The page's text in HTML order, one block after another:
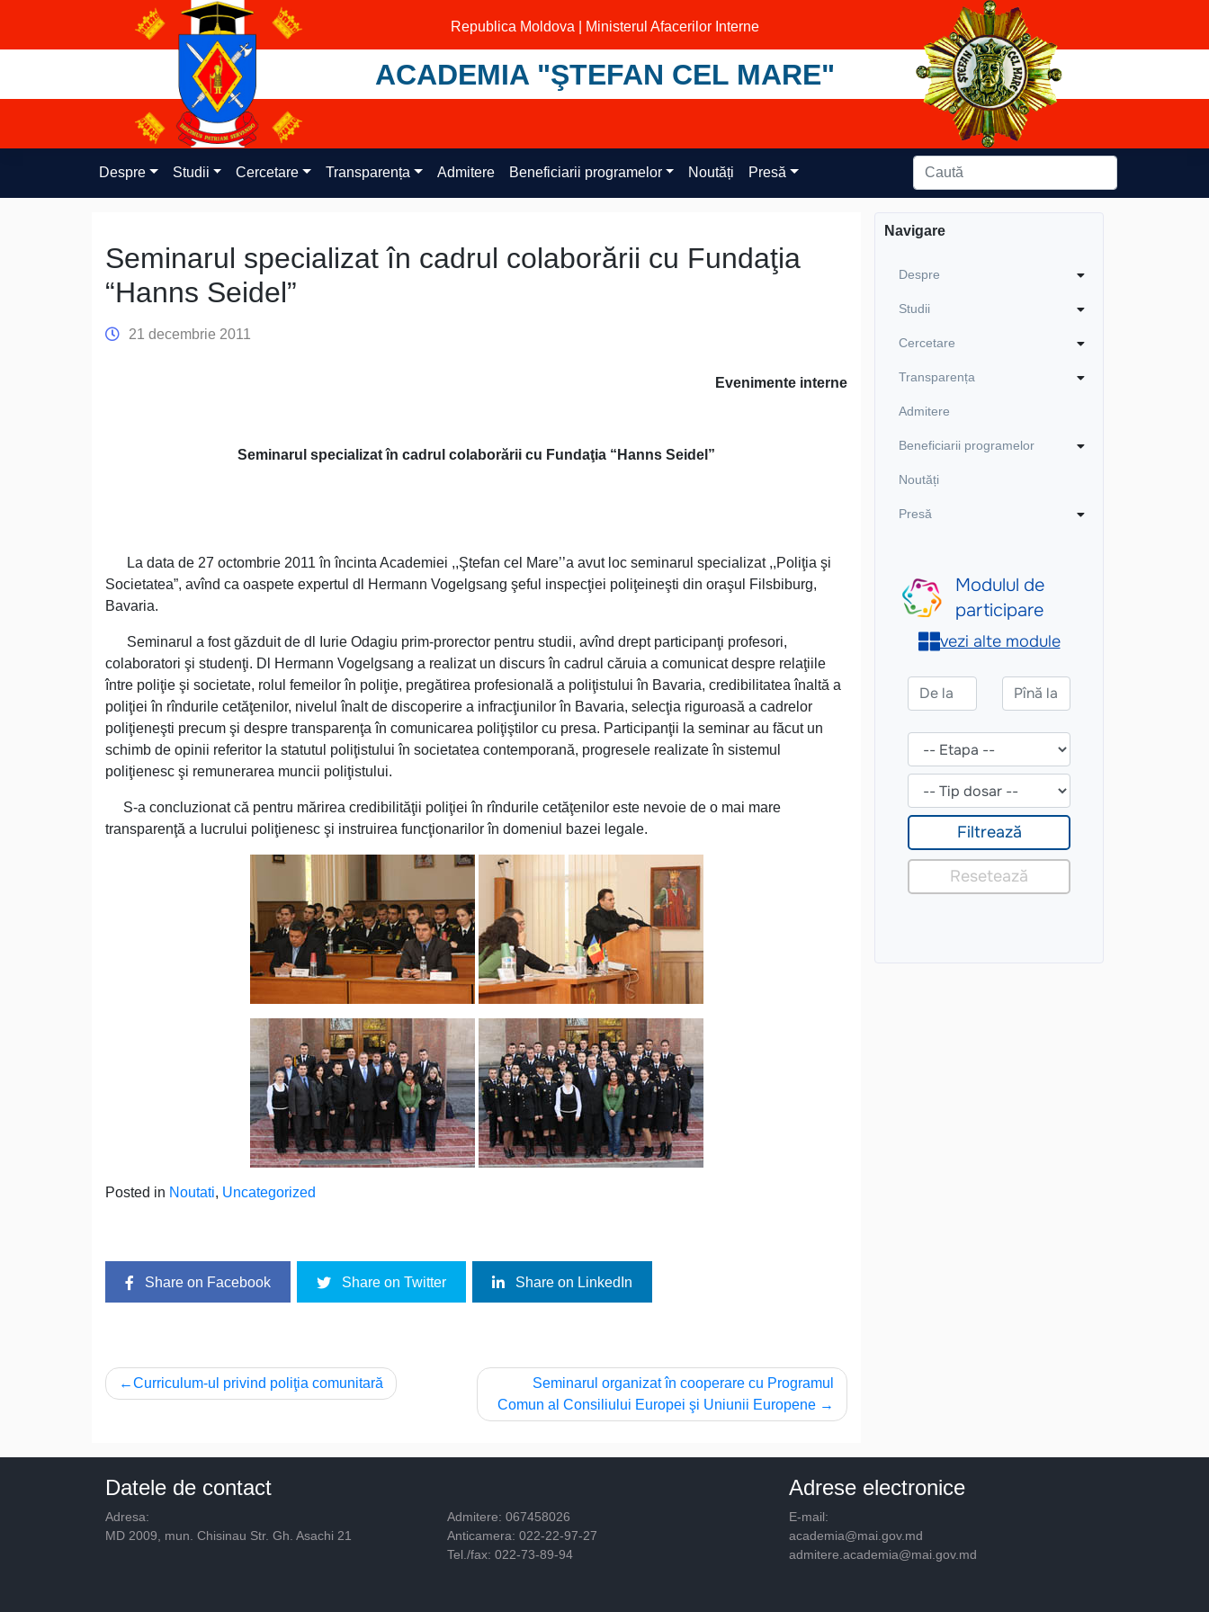
content
Republica Moldova | Ministerul Afacerilor Interne
ACADEMIA "ŞTEFAN CEL MARE"
Despre Studii Cercetare Transparența Admitere Beneficiarii programelor Noutăți Presă
Seminarul specializat în cadrul colaborării cu Fundaţia
“Hanns Seidel”
21 decembrie 2011
Evenimente interne
Seminarul specializat în cadrul colaborării cu Fundaţia “Hanns Seidel”
La data de 27 octombrie 2011 în încinta Academiei ,,Ştefan cel Mare’’a avut loc seminarul specializat ,,Poliţia şi
Societatea”, avînd ca oaspete expertul dl Hermann Vogelgsang şeful inspecţiei poliţeineşti din oraşul Filsbiburg,
Bavaria.
Seminarul a fost găzduit de dl Iurie Odagiu prim-prorector pentru studii, avînd drept participanţi profesori,
colaboratori şi studenţi. Dl Hermann Vogelgsang a realizat un discurs în cadrul căruia a comunicat despre relaţiile
între poliţie şi societate, rolul femeilor în poliţie, pregătirea profesională a poliţistului în Bavaria, credibilitatea înaltă a
poliţiei în rîndurile cetăţenilor, nivelul înalt de discoperire a infracţiunilor în Bavaria, selecţia riguroasă a cadrelor
poliţieneşti precum şi despre transparenţa în comunicarea poliţiştilor cu presa. Participanţii la seminar au făcut un
schimb de opinii referitor la statutul poliţistului în societatea contemporană, progresele realizate în sistemul
poliţienesc şi remunerarea muncii poliţistului.
S-a concluzionat că pentru mărirea credibilităţii poliţiei în rîndurile cetăţenilor este nevoie de o mai mare
transparenţă a lucrului poliţienesc şi instruirea funcţionarilor în domeniul bazei legale.
Posted in Noutati, Uncategorized
Share on Facebook Share on Twitter Share on LinkedIn
Navigare
articole
Curriculum-ul privind poliţia comunitară
Seminarul organizat în cooperare cu Programul
Comun al Consiliului Europei şi Uniunii Europene
Navigare
Despre
Studii
Cercetare
Transparența
Admitere
Beneficiarii programelor
Noutăți
Presă
Datele de contact
Adresa:
MD 2009, mun. Chisinau Str. Gh. Asachi 21
Admitere: 067458026
Anticamera: 022-22-97-27
Tel./fax: 022-73-89-94
Adrese electronice
E-mail:
academia@mai.gov.md
admitere.academia@mai.gov.md